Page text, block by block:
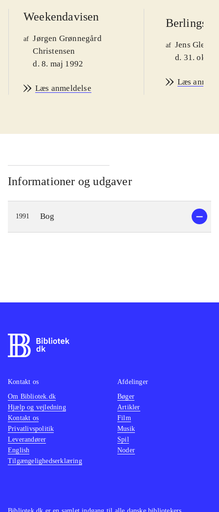
Weekendavisen
af Jørgen Grønnegård
Christensen
d. 8. maj 1992
Læs anmeldelse
af Jens
d. 31. okt.
Læs
Informationer og udgaver
1991 Bog
Kontakt os
Om Bibliotek.dk
Hjælp og vejledning
Kontakt os
Privatlivspolitik
Leverandører
English
Tilgængelighedserklæring
Afdelinger
Bøger
Artikler
Film
Musik
Spil
Noder